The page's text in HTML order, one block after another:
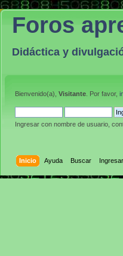
Foros
Didáctica y
Bienvenido(a), Visitante . Por favor,
Ingresar con nombre de usuario,
Inicio Ayuda Buscar Ingresar